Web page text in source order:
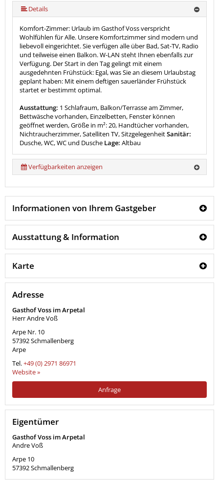
Details
Komfort-Zimmer: Urlaub im Gasthof Voss verspricht
Wohlfühlen für Alle. Unsere Komfortzimmer sind modern und
liebevoll eingerichtet. Sie verfügen alle über Bad, Sat-TV, Radio
und teilweise einen Balkon. W-LAN steht Ihnen ebenfalls zur
Verfügung. Der Start in den Tag gelingt mit einem
ausgedehnten Frühstück: Egal, was Sie an diesem Urlaubstag
geplant haben: Mit einem deftigen sauerländer Frühstück
startet er bestimmt optimal.
Ausstattung: 1 Schlafraum, Balkon/Terrasse am Zimmer,
Bettwäsche vorhanden, Einzelbetten, Fenster können
geöffnet werden, Größe in m²: 20, Handtücher vorhanden,
Nichtraucherzimmer, Satelliten TV, SitzgelegenheitSanitär:
Dusche, WC, WC und Dusche Lage: Altbau
Verfügbarkeiten anzeigen
Informationen von Ihrem Gastgeber
Ausstattung & Information
Karte
Adresse
Gasthof Voss im Arpetal
Herr Andre Voß
Arpe Nr. 10
57392Schmallenberg
Arpe
Tel.+49 (0) 2971 86971
Website »
Anfrage
Eigentümer
Gasthof Voss im Arpetal
Andre Voß
Arpe 10
57392Schmallenberg